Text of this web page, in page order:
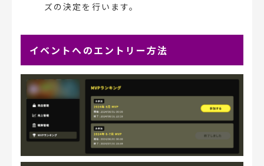
ズの決定を行います。
イベントへのエントリー方法